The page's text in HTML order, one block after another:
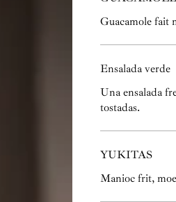
Guacamole fait
Ensalada verde
Una ensalada
tostadas.
YUKITAS
Manioc frit,